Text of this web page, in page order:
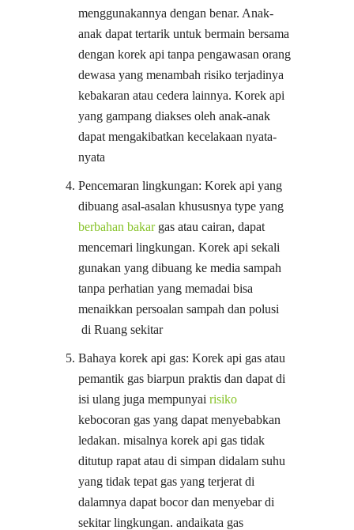
menggunakannya dengan benar. Anak-
anak dapat tertarik untuk bermain bersama
dengan korek api tanpa pengawasan orang
dewasa yang menambah risiko terjadinya
kebakaran atau cedera lainnya. Korek api
yang gampang diakses oleh anak-anak
dapat mengakibatkan kecelakaan nyata-
nyata
Pencemaran lingkungan: Korek api yang
dibuang asal-asalan khususnya type yang
berbahan bakargas atau cairan, dapat
mencemari lingkungan. Korek api sekali
gunakan yang dibuang ke media sampah
tanpa perhatian yang memadai bisa
menaikkan persoalan sampah dan polusi
di Ruang sekitar
Bahaya korek api gas: Korek api gas atau
pemantik gas biarpun praktis dan dapat di
isi ulang juga mempunyai risiko
kebocoran gas yang dapat menyebabkan
ledakan. misalnya korek api gas tidak
ditutup rapat atau di simpan didalam suhu
yang tidak tepat gas yang terjerat di
dalamnya dapat bocor dan menyebar di
sekitar lingkungan. andaikata gas